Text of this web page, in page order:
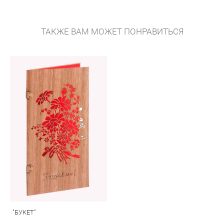
ТАКЖЕ ВАМ МОЖЕТ ПОНРАВИТЬСЯ
"БУКЕТ"